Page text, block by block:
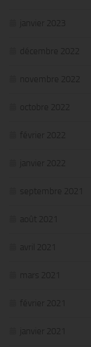
janvier 2023
décembre 2022
novembre 2022
octobre 2022
février 2022
janvier 2022
septembre 2021
août 2021
avril 2021
mars 2021
février 2021
janvier 2021